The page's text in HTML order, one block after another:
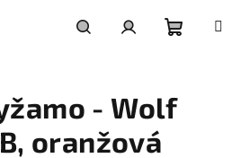
košík
- Wolf
oranžová